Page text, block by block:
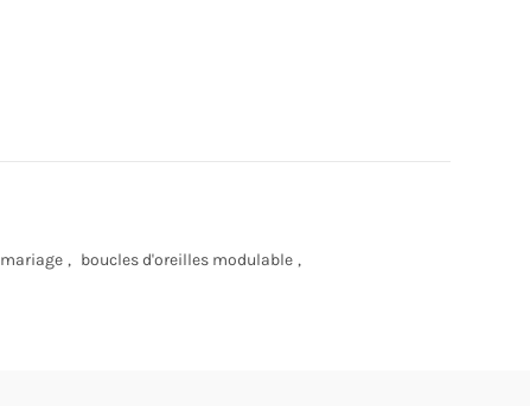
, boucles d'oreilles modulable ,